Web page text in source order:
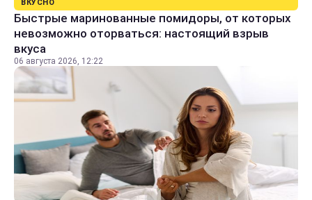
ВКУСНО
Быстрые маринованные помидоры, от которых
невозможно оторваться: настоящий взрыв
вкуса
06 августа 2026, 12:22